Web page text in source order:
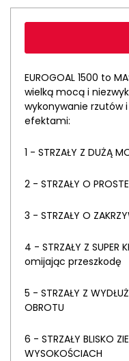
EUROGOAL 1500 to
wielką mocą i
wykonywanie rzutów
efektami:
1 - STRZAŁY Z DUŻĄ
2 - STRZAŁY O
3 - STRZAŁY O
4 - STRZAŁY Z
omijając przeszkodę
5 - STRZAŁY Z
OBROTU
6 - STRZAŁY BLISKO
WYSOKOŚCIACH